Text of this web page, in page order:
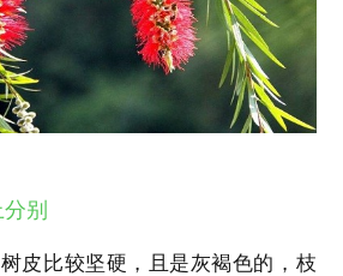
别
皮比较坚硬，且是灰褐色的，枝